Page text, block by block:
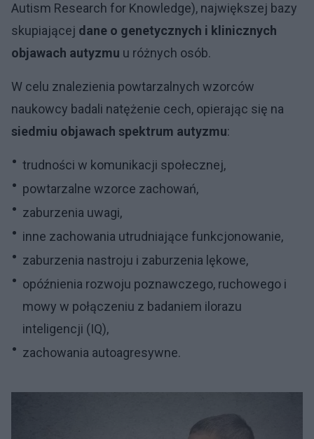
Autism Research for Knowledge), największej bazy
skupiającej dane o genetycznych i klinicznych
objawach autyzmu u różnych osób.
W celu znalezienia powtarzalnych wzorców
naukowcy badali natężenie cech, opierając się na
siedmiu objawach spektrum autyzmu:
trudności w komunikacji społecznej,
powtarzalne wzorce zachowań,
zaburzenia uwagi,
inne zachowania utrudniające funkcjonowanie,
zaburzenia nastroju i zaburzenia lękowe,
opóźnienia rozwoju poznawczego, ruchowego i
mowy w połączeniu z badaniem ilorazu
inteligencji (IQ),
zachowania autoagresywne.